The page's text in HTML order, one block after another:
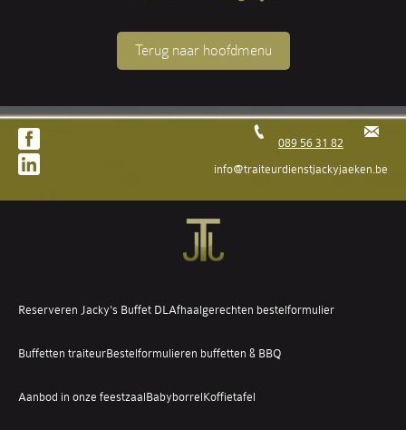
Terug naar hoofdmenu
089 56 31 82
info@traiteurdienstjackyjaeken.be
Reserveren Jacky's Buffet DLAfhaalgerechten bestelformulier
Buffetten traiteurBestelformulieren buffetten & BBQ
Aanbod in onze feestzaalBabyborrelKoffietafel